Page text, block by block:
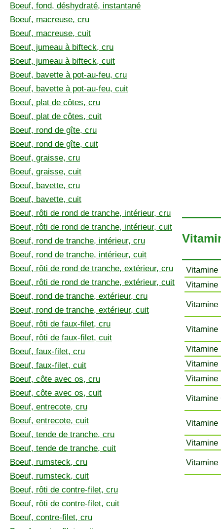
Boeuf, fond, déshydraté, instantané
Boeuf, macreuse, cru
Boeuf, macreuse, cuit
Boeuf, jumeau à bifteck, cru
Boeuf, jumeau à bifteck, cuit
Boeuf, bavette à pot-au-feu, cru
Boeuf, bavette à pot-au-feu, cuit
Boeuf, plat de côtes, cru
Boeuf, plat de côtes, cuit
Boeuf, rond de gîte, cru
Boeuf, rond de gîte, cuit
Boeuf, graisse, cru
Boeuf, graisse, cuit
Boeuf, bavette, cru
Boeuf, bavette, cuit
Boeuf, rôti de rond de tranche, intérieur, cru
Boeuf, rôti de rond de tranche, intérieur, cuit
Boeuf, rond de tranche, intérieur, cru
Boeuf, rond de tranche, intérieur, cuit
Boeuf, rôti de rond de tranche, extérieur, cru
Boeuf, rôti de rond de tranche, extérieur, cuit
Boeuf, rond de tranche, extérieur, cru
Boeuf, rond de tranche, extérieur, cuit
Boeuf, rôti de faux-filet, cru
Boeuf, rôti de faux-filet, cuit
Boeuf, faux-filet, cru
Boeuf, faux-filet, cuit
Boeuf, côte avec os, cru
Boeuf, côte avec os, cuit
Boeuf, entrecote, cru
Boeuf, entrecote, cuit
Boeuf, tende de tranche, cru
Boeuf, tende de tranche, cuit
Boeuf, rumsteck, cru
Boeuf, rumsteck, cuit
Boeuf, rôti de contre-filet, cru
Boeuf, rôti de contre-filet, cuit
Boeuf, contre-filet, cru
Vitamine
Vitamine
Vitamine
Vitamine
Vitamine
Vitamine
Vitamine
Vitamine
Vitamine
Vitamine
Vitamine